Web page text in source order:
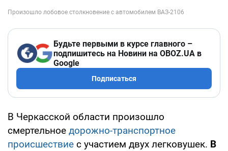
Будьте первыми в курсе главного –
подпишитесь на Новини на OBOZ.UA в
Google
Подписаться
В Черкасской области произошло
смертельное дорожно-транспортное
происшествие с участием двух легковушек. В